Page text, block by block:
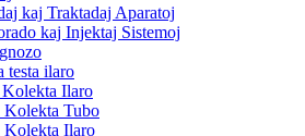
kaj Traktadaj Aparatoj
kaj Injektaj Sistemoj
testa ilaro
Kolekta Ilaro
Kolekta Tubo
Kolekta Ilaro